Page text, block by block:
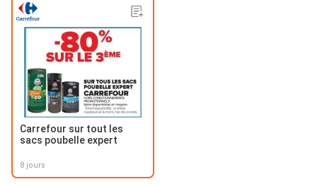
Carrefour sur tout les
sacs poubelle expert
8 jours